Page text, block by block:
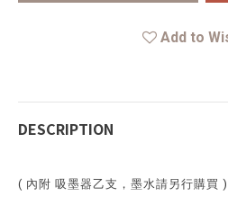
Add to
DESCRIPTION
( 內附 吸墨器乙支，墨水請另行購買 )